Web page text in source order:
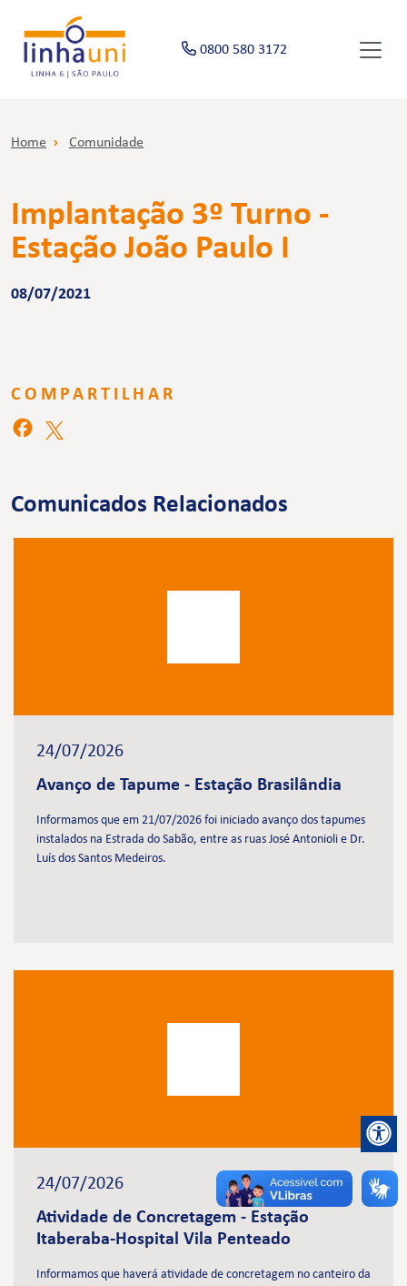
0800 580 3172
Home Comunidade
Implantação 3º Turno -
Estação João Paulo I
08/07/2021
COMPARTILHAR
Comunicados Relacionados
24/07/2026
Avanço de Tapume - Estação Brasilândia
Informamos que em 21/07/2026 foi iniciado avanço dos tapumes
instalados na Estrada do Sabão, entre as ruas José Antonioli e Dr.
Luís dos Santos Medeiros.
24/07/2026
Atividade de Concretagem - Estação
Itaberaba-Hospital Vila Penteado
Informamos que haverá atividade de concretagem no canteiro da